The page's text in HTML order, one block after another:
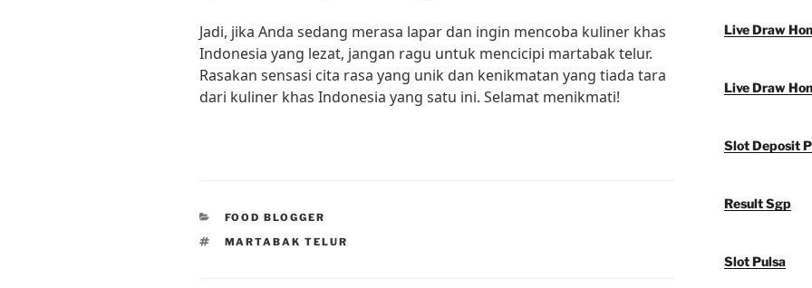
Jadi, jika Anda sedang merasa lapar dan ingin mencoba kuliner khas
Indonesia yang lezat, jangan ragu untuk mencicipi martabak telur.
Rasakan sensasi cita rasa yang unik dan kenikmatan yang tiada tara
dari kuliner khas Indonesia yang satu ini. Selamat menikmati!
CATEGORIES
FOOD BLOGGER
TAGS
MARTABAK TELUR
Live Draw
Live Draw
Slot Deposit
Result Sgp
Slot Pulsa